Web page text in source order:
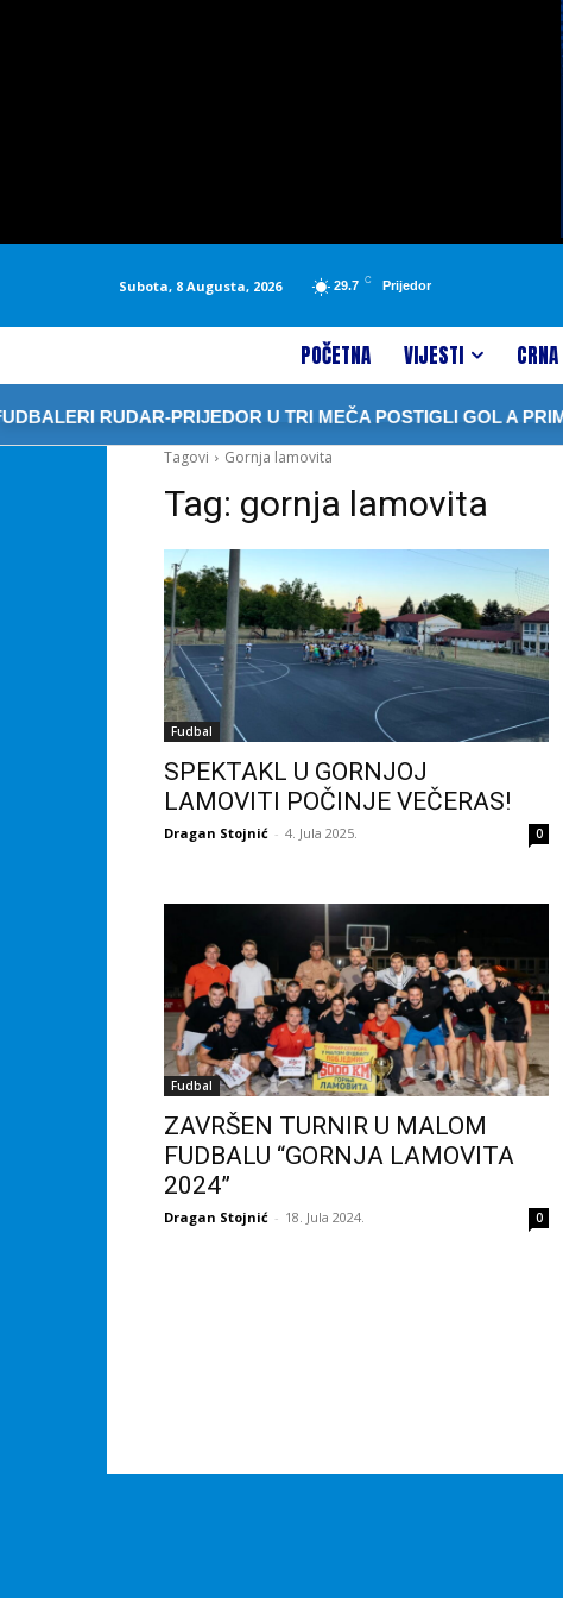
Subota, 8 Augusta, 2026 29.7 C Prijedor
POČETNA VIJESTI
RUDAR-PRIJEDOR U TRI MEČA POSTIGLI GOL A
Tagovi
Gornja lamovita
Tag: gornja lamovita
Fudbal
SPEKTAKL U GORNJOJ
LAMOVITI POČINJE VEČERAS!
Dragan Stojnić - 4. Jula 2025. 0
Fudbal
ZAVRŠEN TURNIR U MALOM
FUDBALU “GORNJA LAMOVITA
2024”
Dragan Stojnić - 18. Jula 2024. 0